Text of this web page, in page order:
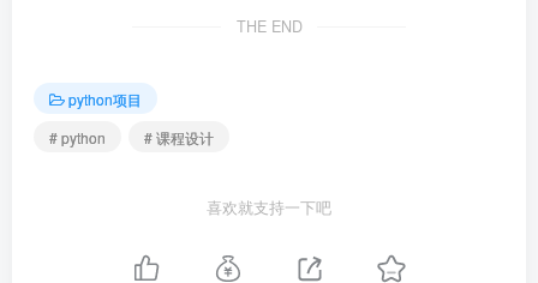
THE END
python项目
# python
# 课程设计
喜欢就支持一下吧